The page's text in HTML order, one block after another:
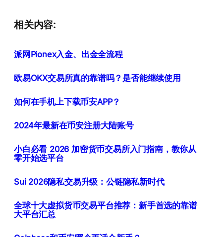
相关内容:
派网Pionex入金、出金全流程
欧易OKX交易所真的靠谱吗？是否能继续使用
如何在手机上下载币安APP？
2024年最新在币安注册大陆账号
小白必看 2026 加密货币交易所入门指南，教你从
零开始选平台
Sui 2026隐私交易升级：公链隐私新时代
全球十大虚拟货币交易平台推荐：新手首选的靠谱
大平台汇总